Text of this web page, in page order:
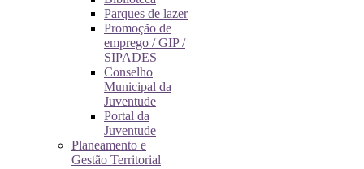
Parques de lazer
Promoção de
emprego / GIP /
SIPADES
Conselho
Municipal da
Juventude
Portal da
Juventude
Planeamento e
Gestão Territorial